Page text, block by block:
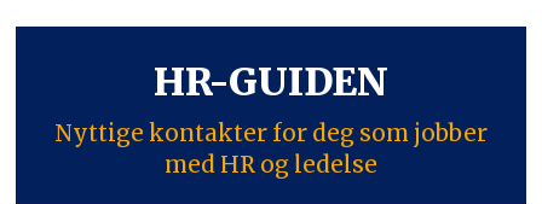
HR-GUIDEN
Nyttige kontakter for deg som jobber
med HR og ledelse